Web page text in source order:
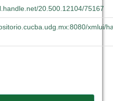
20.500.12104/75167
xmlui/